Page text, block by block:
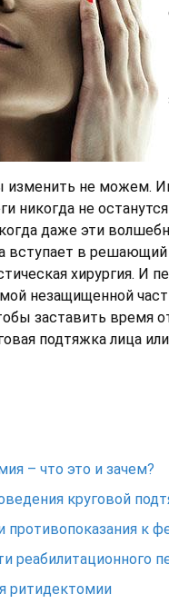
изменить не можем.
никогда не
даже эти
вступает в
хирургия. И
незащищенной
заставить время
подтяжка лица
– что это и зачем?
круговой
противопоказания к
реабилитационного
ритидектомии